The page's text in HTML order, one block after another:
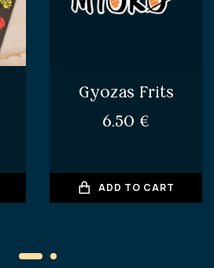
Gyozas Frits
6.50 €
ADD TO CART